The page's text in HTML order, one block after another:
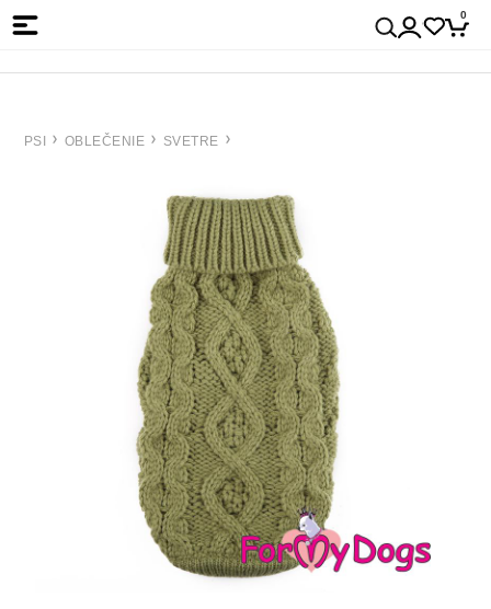
0
PSI OBLEČENIE SVETRE